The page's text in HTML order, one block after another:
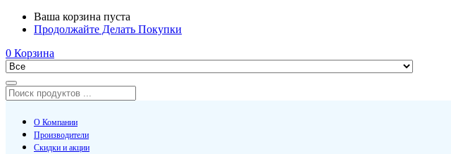
Ваша корзина пуста
Продолжайте Делать Покупки
0 Корзина
О Компании
Производители
Скидки и акции